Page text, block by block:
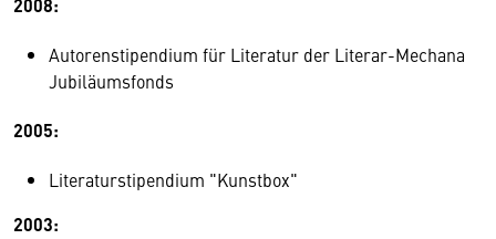
Autorenstipendium für Literatur der Literar-Mechana
Jubiläumsfonds
2005:
Literaturstipendium "Kunstbox"
2003: